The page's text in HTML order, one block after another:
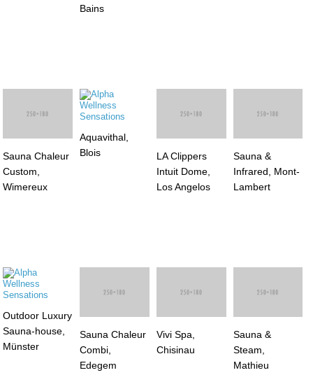
Bains
Sauna Chaleur
Custom,
Wimereux
Aquavithal,
Blois
LA Clippers
Intuit Dome,
Los Angelos
Sauna &
Infrared, Mont-
Lambert
Outdoor Luxury
Sauna-house,
Münster
Sauna Chaleur
Combi,
Edegem
Vivi Spa,
Chisinau
Sauna &
Steam,
Mathieu